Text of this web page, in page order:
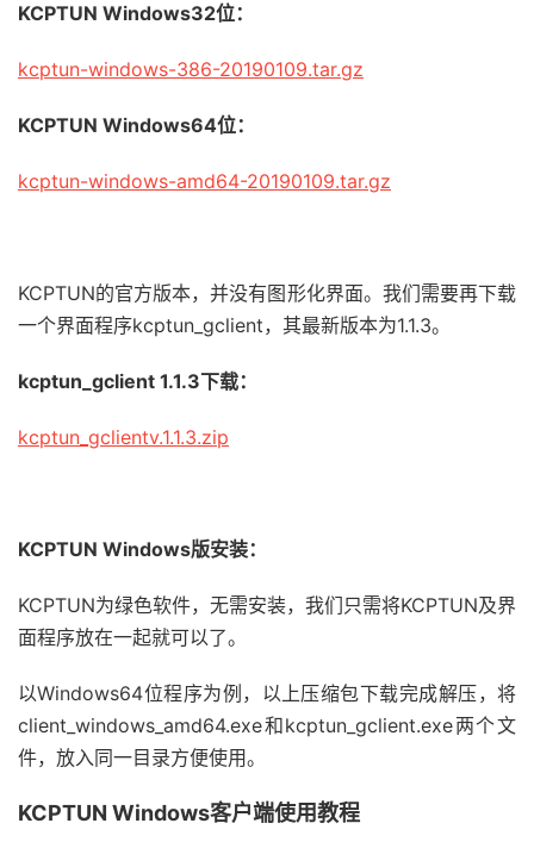
KCPTUN Windows32位：
kcptun-windows-386-20190109.tar.gz
KCPTUN Windows64位：
kcptun-windows-amd64-20190109.tar.gz
KCPTUN的官方版本，并没有图形化界面。我们需要再下载
一个界面程序kcptun_gclient，其最新版本为1.1.3。
kcptun_gclient 1.1.3下载：
kcptun_gclientv.1.1.3.zip
KCPTUN Windows版安装：
KCPTUN为绿色软件，无需安装，我们只需将KCPTUN及界
面程序放在一起就可以了。
以Windows64位程序为例，以上压缩包下载完成解压，将
client_windows_amd64.exe和kcptun_gclient.exe两个文
件，放入同一目录方便使用。
KCPTUN Windows客户端使用教程